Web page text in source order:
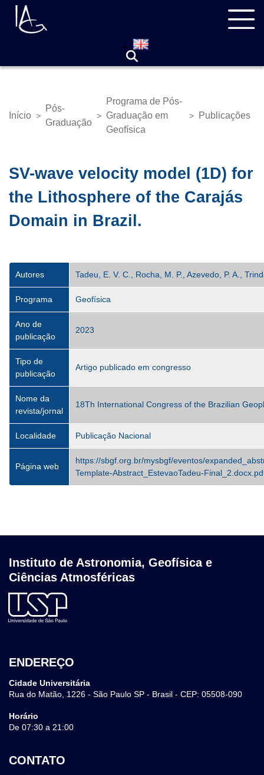
Pular
para
Trilha
Início >
Pós-
Graduação
>
Programa de Pós-
Graduação em
Geofísica
> Publicações
SV-wave velocity model (1D) for
the Lithosphere of the Carajás
Domain in Brazil.
Autores Tadeu, E. V. C., Rocha, M. P., Azevedo, P. A.,
Programa Geofísica
Ano de
publicação
2023
Tipo de
publicação
Artigo publicado em congresso
Nome da
revista/jornal
18Th International Congress of the Brazilian
Localidade Publicação Nacional
Página web
https://sbgf.org.br/mysbgf/eventos/
Template-Abstract_EstevaoTadeu-
Instituto de Astronomia, Geofísica e
Ciências Atmosféricas
ENDEREÇO
Cidade Universitária
Rua do Matão, 1226 - São Paulo SP - Brasil - CEP: 05508-090
Horário
De 07:30 a 21:00
CONTATO